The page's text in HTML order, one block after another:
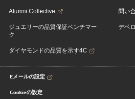
Alumni Collective
ジュエリーの品質保証ベンチマー
ク
ダイヤモンドの品質を示す4C
問い
デベ
Eメールの設定
Cookieの設定